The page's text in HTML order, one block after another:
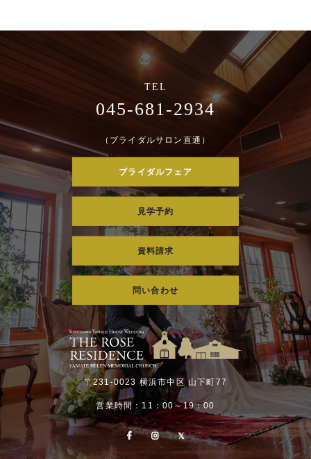
045-681-2934
（ブライダルサロン直通）
ブライダルフェア
見学予約
資料請求
問い合わせ
〒231-0023 横浜市中区 山下町77
営業時間：11：00～19：00